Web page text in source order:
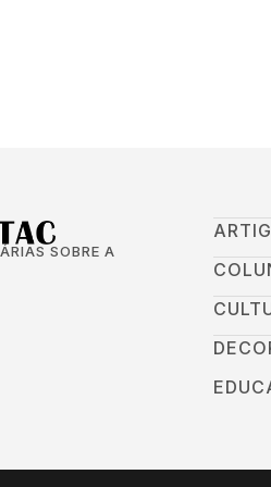
SOBRE A